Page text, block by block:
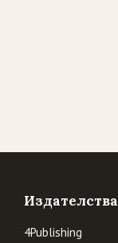
Издателства
4Publishing